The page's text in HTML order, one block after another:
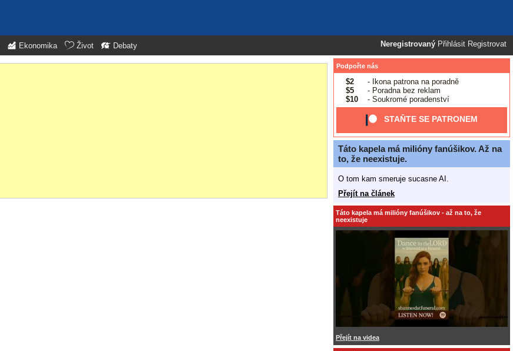
Neregistrovaný Přihlásit Registrovat
Ekonomika Život Debaty
Podpořte nás
$2
- Ikona patrona na poradně
$5
- Poradna bez reklam
$10
- Soukromé poradenství
STAŇTE SE PATRONEM
Táto kapela má milióny fanúšikov. Až na
to, že neexistuje.
O tom kam smeruje sucasne AI.
Přejít na článek
Táto kapela má milióny fanúšikov - až na to, že
neexistuje
Přejít na videa